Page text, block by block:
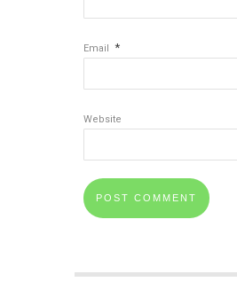
Email *
Website